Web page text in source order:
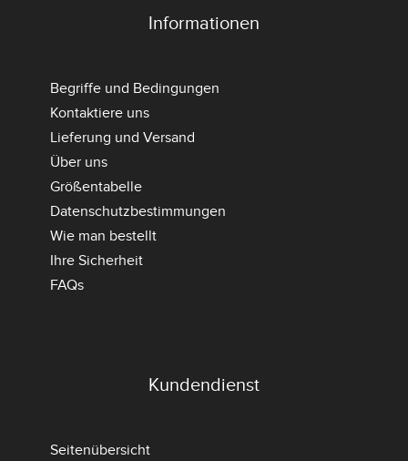
Informationen
Begriffe und Bedingungen
Kontaktiere uns
Lieferung und Versand
Über uns
Größentabelle
Datenschutzbestimmungen
Wie man bestellt
Ihre Sicherheit
FAQs
Kundendienst
Seitenübersicht